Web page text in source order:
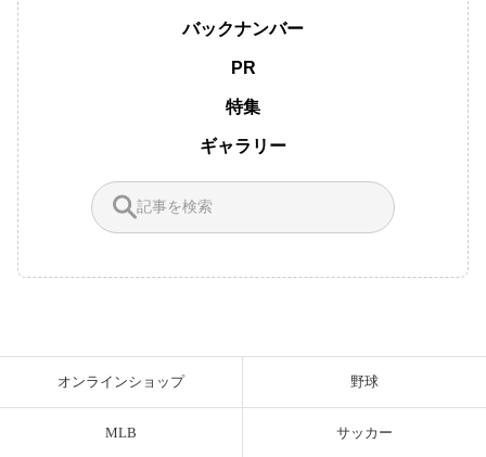
バックナンバー
PR
特集
ギャラリー
オンラインショップ 野球
MLB サッカー